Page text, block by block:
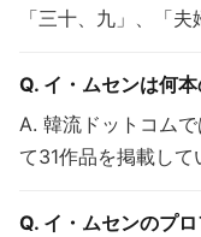
「三十、九」、「
Q. イ・ムセンは何
A. 韓流ドットコム
て31作品を掲載して
Q. イ・ムセンのプ